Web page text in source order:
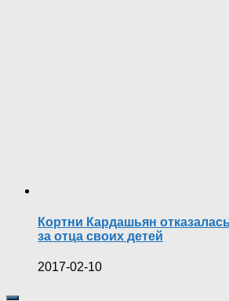
Кортни Кардашьян
за отца своих детей
2017-02-10